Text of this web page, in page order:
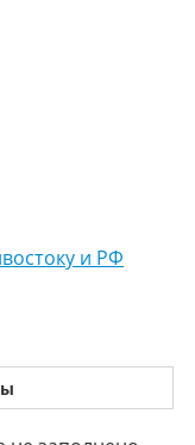
и РФ